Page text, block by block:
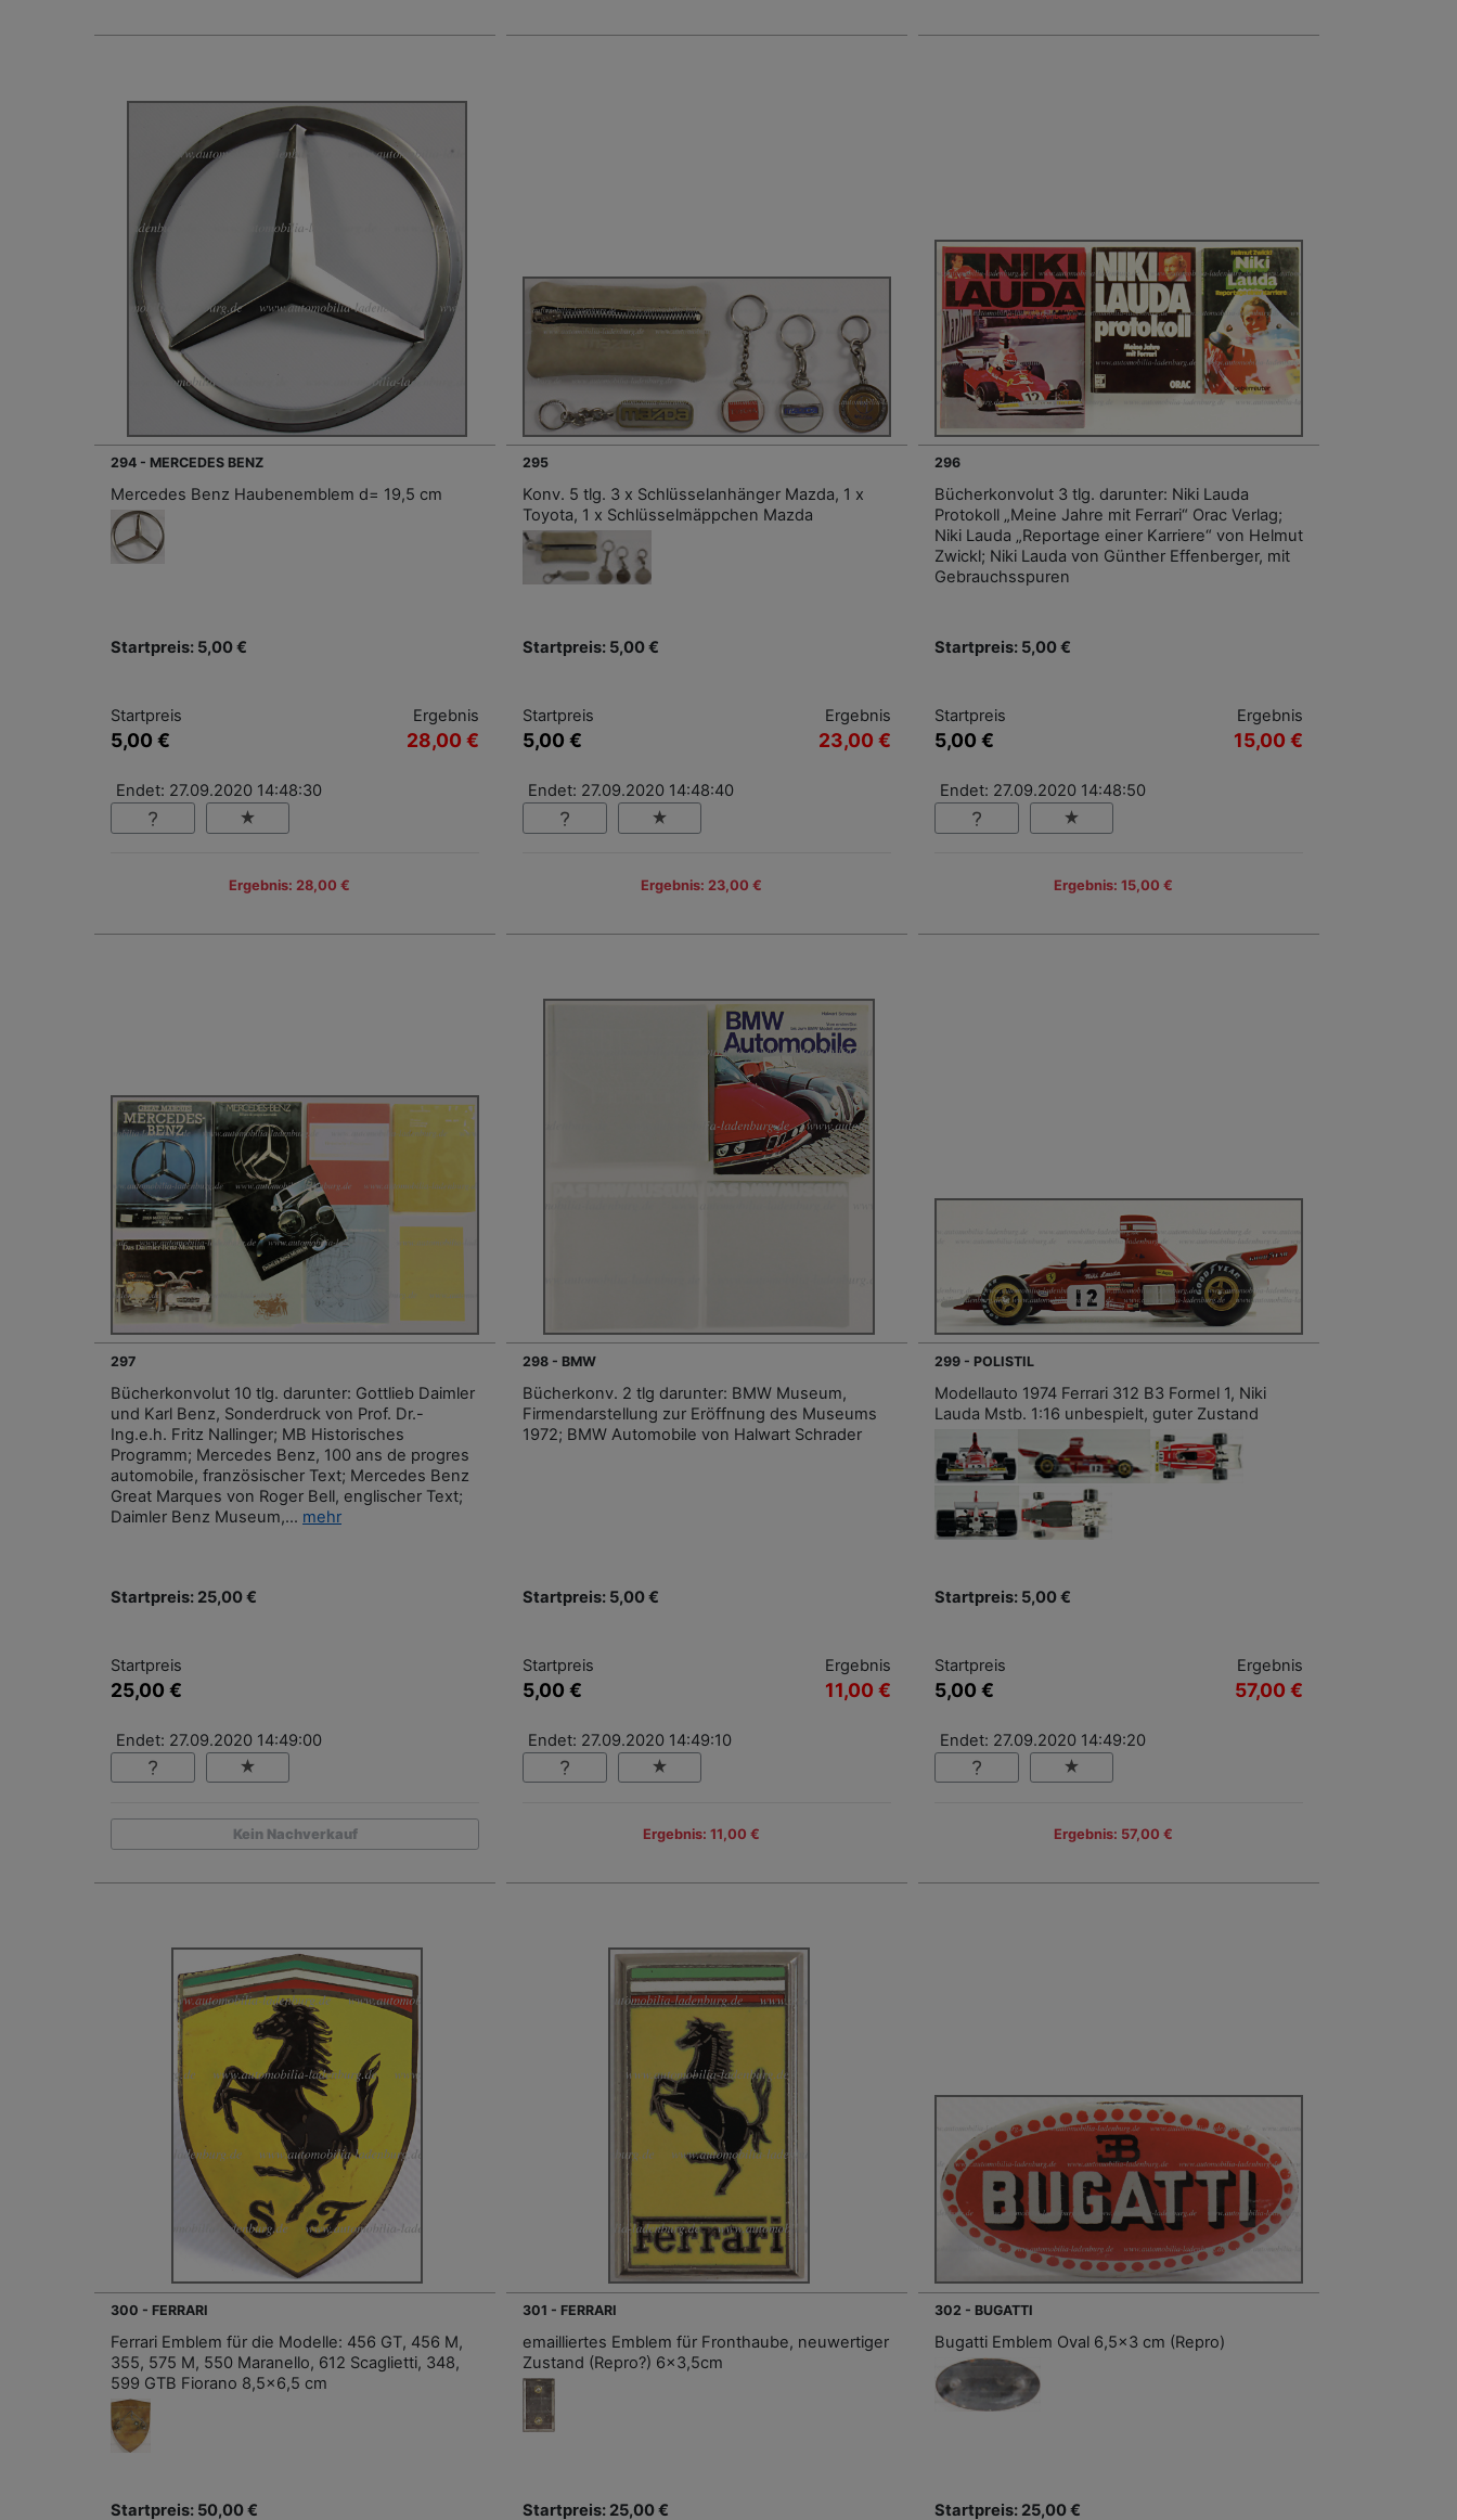
294 - MERCEDES BENZ
Mercedes Benz Haubenemblem d= 19,5 cm
Startpreis: 5,00 €
Startpreis
5,00 €
Ergebnis
28,00 €
Endet: 27.09.2020 14:48:30
Ergebnis: 28,00 €
295
Konv. 5 tlg. 3 x Schlüsselanhänger Mazda, 1 x
Toyota, 1 x Schlüsselmäppchen Mazda
Startpreis: 5,00 €
Startpreis
5,00 €
Ergebnis
23,00 €
Endet: 27.09.2020 14:48:40
Ergebnis: 23,00 €
296
Bücherkonvolut 3 tlg. darunter: Niki Lauda
Protokoll „Meine Jahre mit Ferrari“ Orac Verlag;
Niki Lauda „Reportage einer Karriere“ von Helmut
Zwickl; Niki Lauda von Günther Effenberger, mit
Gebrauchsspuren
Startpreis: 5,00 €
Startpreis
5,00 €
Ergebnis
15,00 €
Endet: 27.09.2020 14:48:50
Ergebnis: 15,00 €
297
Bücherkonvolut 10 tlg. darunter: Gottlieb Daimler
und Karl Benz, Sonderdruck von Prof. Dr.-
Ing.e.h. Fritz Nallinger; MB Historisches
Programm; Mercedes Benz, 100 ans de progres
automobile, französischer Text; Mercedes Benz
Great Marques von Roger Bell, englischer Text;
Daimler Benz Museum,... mehr
Startpreis: 25,00 €
Startpreis
25,00 €
Endet: 27.09.2020 14:49:00
Kein Nachverkauf
298 - BMW
Bücherkonv. 2 tlg darunter: BMW Museum,
Firmendarstellung zur Eröffnung des Museums
1972; BMW Automobile von Halwart Schrader
Startpreis: 5,00 €
Startpreis
5,00 €
Ergebnis
11,00 €
Endet: 27.09.2020 14:49:10
Ergebnis: 11,00 €
299 - POLISTIL
Modellauto 1974 Ferrari 312 B3 Formel 1, Niki
Lauda Mstb. 1:16 unbespielt, guter Zustand
Startpreis: 5,00 €
Startpreis
5,00 €
Ergebnis
57,00 €
Endet: 27.09.2020 14:49:20
Ergebnis: 57,00 €
300 - FERRARI
Ferrari Emblem für die Modelle: 456 GT, 456 M,
355, 575 M, 550 Maranello, 612 Scaglietti, 348,
599 GTB Fiorano 8,5x6,5 cm
Startpreis: 50,00 €
301 - FERRARI
emailliertes Emblem für Fronthaube, neuwertiger
Zustand (Repro?) 6x3,5cm
Startpreis: 25,00 €
302 - BUGATTI
Bugatti Emblem Oval 6,5x3 cm (Repro)
Startpreis: 25,00 €